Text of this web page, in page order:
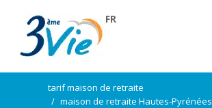
FR
tarif maison de retraite
maison de retraite Hautes-Pyrénées